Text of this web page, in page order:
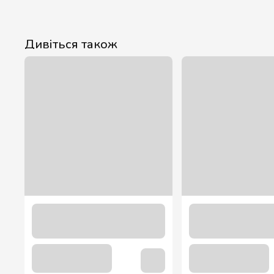
Дивіться також
20.00 грн